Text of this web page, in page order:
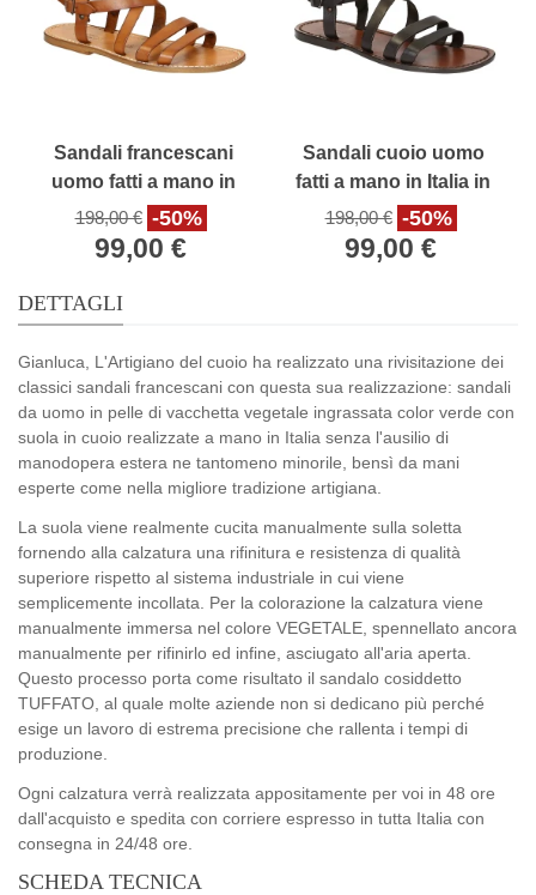
Sandali francescani
uomo fatti a mano in
pelle color cuoio antico
198,00 € -50%
99,00 €
Sandali cuoio uomo
fatti a mano in Italia in
pelle color testa di
moro
198,00 € -50%
99,00 €
DETTAGLI
Gianluca, L'Artigiano del cuoio ha realizzato una rivisitazione dei
classici sandali francescani con questa sua realizzazione: sandali
da uomo in pelle di vacchetta vegetale ingrassata color verde con
suola in cuoio realizzate a mano in Italia senza l'ausilio di
manodopera estera ne tantomeno minorile, bensì da mani
esperte come nella migliore tradizione artigiana.
La suola viene realmente cucita manualmente sulla soletta
fornendo alla calzatura una rifinitura e resistenza di qualità
superiore rispetto al sistema industriale in cui viene
semplicemente incollata. Per la colorazione la calzatura viene
manualmente immersa nel colore VEGETALE, spennellato ancora
manualmente per rifinirlo ed infine, asciugato all'aria aperta.
Questo processo porta come risultato il sandalo cosiddetto
TUFFATO, al quale molte aziende non si dedicano più perché
esige un lavoro di estrema precisione che rallenta i tempi di
produzione.
Ogni calzatura verrà realizzata appositamente per voi in 48 ore
dall'acquisto e spedita con corriere espresso in tutta Italia con
consegna in 24/48 ore.
SCHEDA TECNICA